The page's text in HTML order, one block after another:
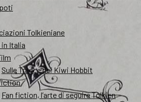
Tolkieniane
in Italia
Sulle Tracce dei Kiwi Hobbit
Fan fiction, l’arte di seguire Tolkien